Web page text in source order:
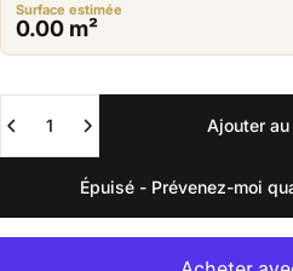
Surface estimée
0.00 m²
Ajouter
Épuisé - Prévenez-moi